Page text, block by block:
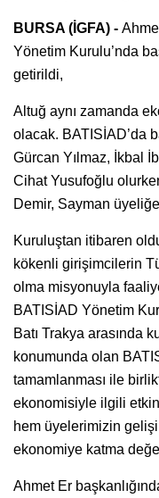
BURSA (İGFA) -
Yönetim Kurulu’nda
getirildi,
Altuğ aynı zamanda
olacak. BATISİAD’da
Gürcan Yılmaz, İkbal
Cihat Yusufoğlu
Demir, Sayman
Kuruluştan itibaren
kökenli girişimcilerin
olma misyonuyla
BATISİAD Yönetim
Batı Trakya arasında
konumunda olan
tamamlanması ile
ekonomisiyle ilgili
hem üyelerimizin
ekonomiye katma
Ahmet Er